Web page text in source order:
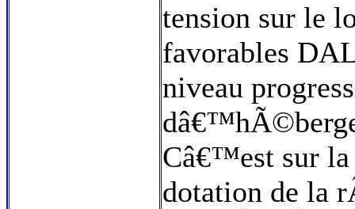
tension sur le
favorables
niveau
Câ€™est sur la
dotation de la